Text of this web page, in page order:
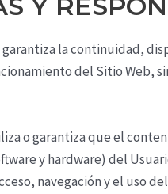
garantiza la continuidad,
del Sitio Web,
o garantiza que el
y hardware) del
navegación y el uso